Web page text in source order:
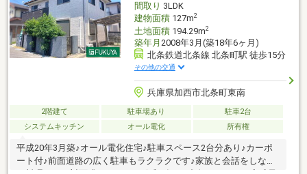
間取り 3LDK
建物面積127m2
土地面積194.29m2
築年月 2008年3月(築18年6ヶ月)
北条鉄道北条線 北条町駅 徒歩15分
その他の交通
兵庫県加西市北条町東南
2階建て 駐車場あり
駐車2台
システムキッチン
オール電化 所有権
平成20年3月築♪オール電化住宅♪駐車スペース2台分あり♪カーポ
ート付♪前面道路の広く駐車もラクラクです♪家族と会話をしなが